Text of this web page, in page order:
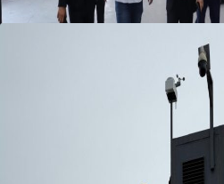
05 Ağustos 2026